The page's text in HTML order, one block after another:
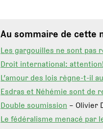
Au sommaire de cette
Les gargouilles ne sont pas
Droit international: attention!
L’amour des lois règne-t-il
Esdras et Néhémie sont de
Double soumission – Olivier
Le fédéralisme menacé par